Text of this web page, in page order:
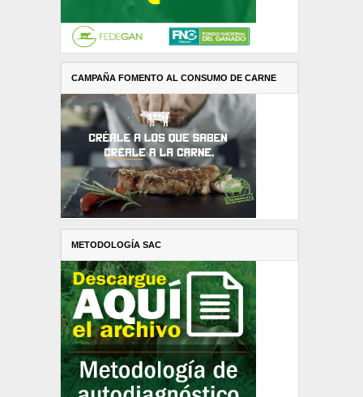
CAMPAÑA FOMENTO AL CONSUMO DE CARNE
METODOLOGÍA SAC